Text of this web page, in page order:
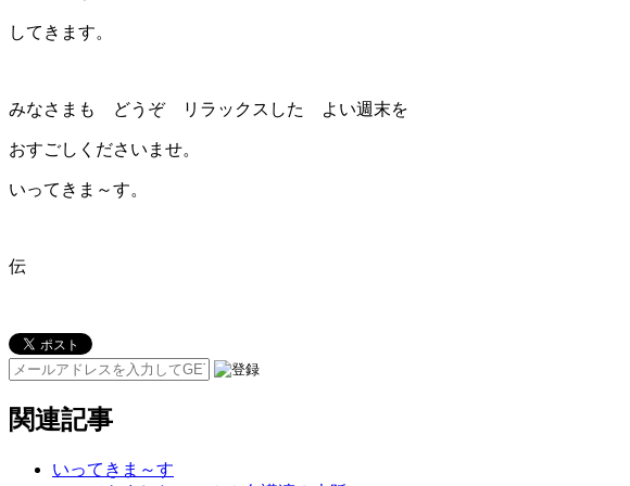
してきます。
みなさまも どうぞ リラックスした よい週末を
おすごしくださいませ。
いってきま～す。
伝
関連記事
いってきま～す